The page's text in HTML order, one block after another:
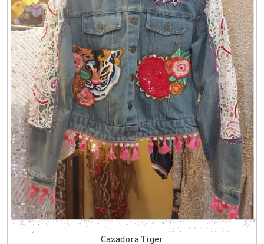
Cazadora Tiger